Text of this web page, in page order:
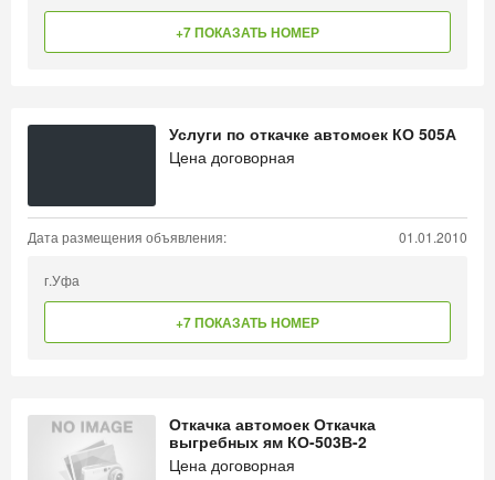
+7 ПОКАЗАТЬ НОМЕР
Услуги по откачке автомоек КО 505А
Цена договорная
Дата размещения объявления: 01.01.2010
г.Уфа
+7 ПОКАЗАТЬ НОМЕР
Откачка автомоек Откачка
выгребных ям КО-503В-2
Цена договорная